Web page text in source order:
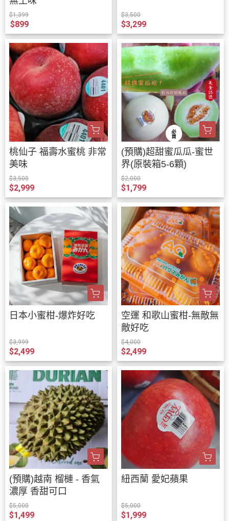
$1,399
$899
$3,500
$3,299
桃仙子 福壽水蜜桃 非常
美味
$3,500
$2,999
(預購)超甜蜜瓜瓜-蜜世
界(原裝箱5-6顆)
$2,000
$1,799
日本小蜜柑-爆炸好吃
$3,999
$2,499
空運 和歌山蜜柑-無敵無
敵好吃
$4,000
$2,499
(預購)越南 榴槤 - 香氣
濃厚 香甜可口
$5,000
$1,499
紐西蘭 愛妃蘋果
$5,000
$1,999